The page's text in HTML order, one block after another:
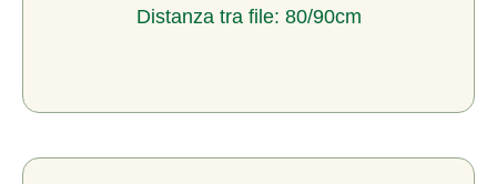
Distanza tra file: 80/90cm